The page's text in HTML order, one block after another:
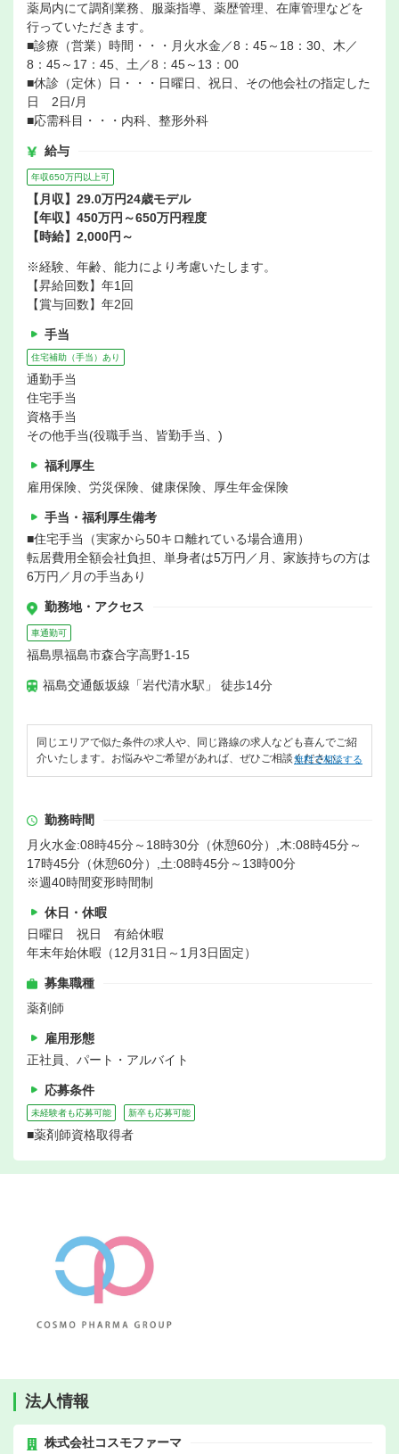
薬局内にて調剤業務、服薬指導、薬歴管理、在庫管理などを
行っていただきます。
■診療（営業）時間・・・月火水金／8：45～18：30、木／
8：45～17：45、土／8：45～13：00
■休診（定休）日・・・日曜日、祝日、その他会社の指定した
日 2日/月
■応需科目・・・内科、整形外科
給与
年収650万円以上可
【月収】29.0万円24歳モデル
【年収】450万円～650万円程度
【時給】2,000円～
※経験、年齢、能力により考慮いたします。
【昇給回数】年1回
【賞与回数】年2回
手当
住宅補助（手当）あり
通勤手当
住宅手当
資格手当
その他手当(役職手当、皆勤手当、)
福利厚生
雇用保険、労災保険、健康保険、厚生年金保険
手当・福利厚生備考
■住宅手当（実家から50キロ離れている場合適用）
転居費用全額会社負担、単身者は5万円／月、家族持ちの方は
6万円／月の手当あり
勤務地・アクセス
車通勤可
福島県福島市森合字高野1-15
福島交通飯坂線「岩代清水駅」 徒歩14分
同じエリアで似た条件の求人や、同じ路線の求人なども喜んでご紹
介いたします。お悩みやご希望があれば、ぜひご相談ください。
無料で相談する
勤務時間
月火水金:08時45分～18時30分（休憩60分）,木:08時45分～
17時45分（休憩60分）,土:08時45分～13時00分
※週40時間変形時間制
休日・休暇
日曜日 祝日 有給休暇
年末年始休暇（12月31日～1月3日固定）
募集職種
薬剤師
雇用形態
正社員、パート・アルバイト
応募条件
未経験者も応募可能 新卒も応募可能
■薬剤師資格取得者
法人情報
株式会社コスモファーマ